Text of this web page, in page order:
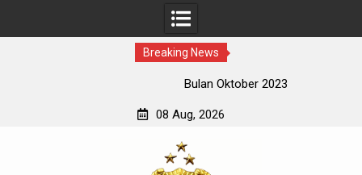
Breaking News
Bulan Oktober 2023
08 Aug, 2026